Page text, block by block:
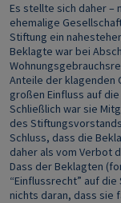
Es stellte sich daher –
ehemalige
Stiftung ein
Beklagte war bei
Anteile der klagenden
großen Einfluss auf
Schließlich war sie
des
Schluss, dass die
daher als vom Verbot
Dass der Beklagten
“Einflussrecht” auf
nichts daran, dass sie